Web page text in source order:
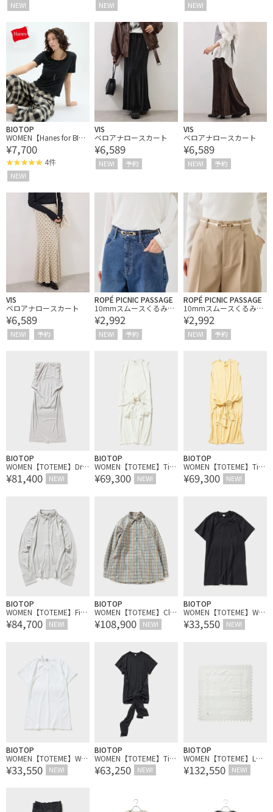
NEW! NEW! NEW!
BIOTOP
WOMEN【Hanes for BIOT
OP】TRIBLEND CREW N
ECK T-SHIRTS 2P EX
¥7,700
4件
NEW!
VIS
ベロアナロースカート
¥6,589
NEW! 予約
VIS
ベロアナロースカート
¥6,589
NEW! 予約
VIS
ベロアナロースカート
¥6,589
NEW! 予約
ROPÉ PICNIC PASSAGE
10mmスムースくるみビ
ットバックルスライドベ
ルト
¥2,992
NEW! 予約
ROPÉ PICNIC PASSAGE
10mmスムースくるみビ
ットバックルスライドベ
ルト
¥2,992
NEW! 予約
BIOTOP
WOMEN【TOTEME】Dra
ped Jersey Skirt
¥81,400 NEW!
BIOTOP
WOMEN【TOTEME】Tie-
waist Jersey Dress
¥69,300 NEW!
BIOTOP
WOMEN【TOTEME】Tie-
waist Jersey Dress
¥69,300 NEW!
BIOTOP
WOMEN【TOTEME】Fitte
d Jersey Shirt
¥84,700 NEW!
BIOTOP
WOMEN【TOTEME】Clas
sic Check Shirt
¥108,900 NEW!
BIOTOP
WOMEN【TOTEME】Wid
e-ribbed V-neck Tee
¥33,550 NEW!
BIOTOP
WOMEN【TOTEME】Wid
e-ribbed V-neck Tee
¥33,550 NEW!
BIOTOP
WOMEN【TOTEME】Tie-
waist jersey top
¥63,250 NEW!
BIOTOP
WOMEN【TOTEME】Lac
e scarf
¥132,550 NEW!